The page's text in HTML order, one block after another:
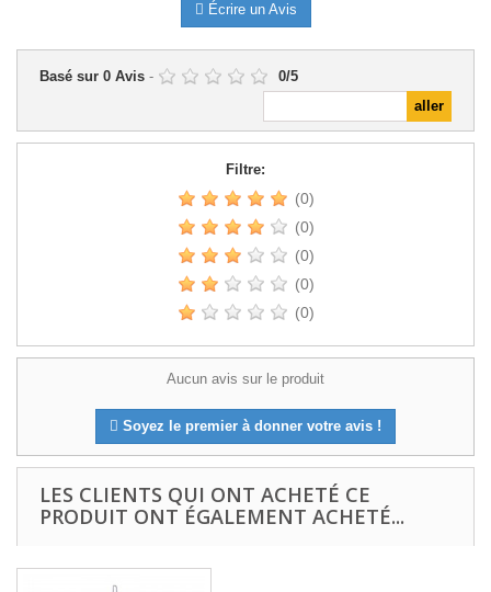
Écrire un Avis
Basé sur 0 Avis - 0/5
Filtre:
(0)
(0)
(0)
(0)
(0)
Aucun avis sur le produit
Soyez le premier à donner votre avis !
LES CLIENTS QUI ONT ACHETÉ CE
PRODUIT ONT ÉGALEMENT ACHETÉ...